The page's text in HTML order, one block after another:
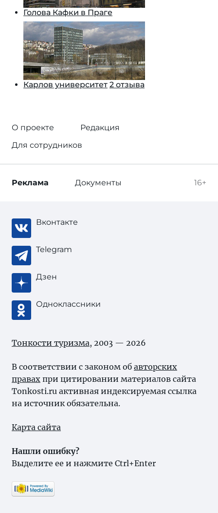
Голова Кафки в Праге
Карлов университет 2 отзыва
О проекте
Редакция
Для сотрудников
16+
Реклама Документы
Вконтакте
Telegram
Дзен
Одноклассники
Тонкости туризма, 2003 — 2026
В соответствии с законом об авторских
правах при цитировании материалов сайта
Tonkosti.ru активная индексируемая ссылка
на источник обязательна.
Карта сайта
Нашли ошибку?
Выделите ее и нажмите Ctrl+Enter